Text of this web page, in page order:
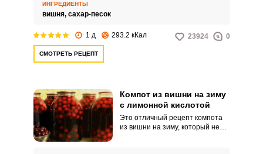
превратим в вишневое желе.
ИНГРЕДИЕНТЫ
вишня, сахар-песок
1 д 293.2 кКал 23924 0
СМОТРЕТЬ РЕЦЕПТ
Компот из вишни на зиму
с лимонной кислотой
Это отличный рецепт компота
из вишни на зиму, который не